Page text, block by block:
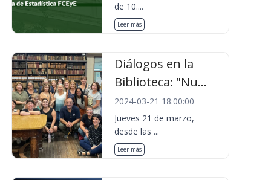
de 10....
Leer más
Diálogos en la
Biblioteca: "Nu...
2024-03-21 18:00:00
Jueves 21 de marzo,
desde las ...
Leer más